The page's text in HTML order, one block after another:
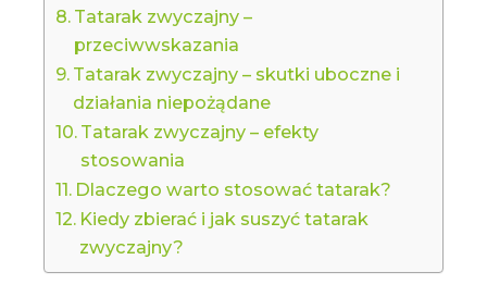
Tatarak zwyczajny –
przeciwwskazania
Tatarak zwyczajny – skutki uboczne i
działania niepożądane
Tatarak zwyczajny – efekty
stosowania
Dlaczego warto stosować tatarak?
Kiedy zbierać i jak suszyć tatarak
zwyczajny?